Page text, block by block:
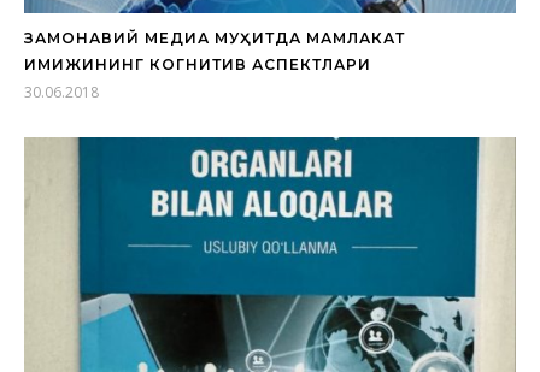
ЗАМОНАВИЙ МЕДИА МУҲИТДА МАМЛАКАТ
ИМИЖИНИНГ КОГНИТИВ АСПЕКТЛАРИ
30.06.2018